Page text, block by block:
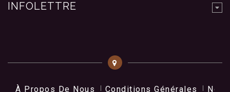
INFOLETTRE
À Propos De Nous Conditions Générales Nos